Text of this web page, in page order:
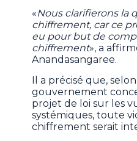
«Nous clarifierons la
chiffrement, car ce
eu pour but de
chiffrement», a
Anandasangaree.
Il a précisé que,
gouvernement
projet de loi sur les
systémiques, toute
chiffrement serait